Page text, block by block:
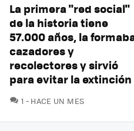
La primera "red social"
de la historia tiene
57.000 años, la
cazadores y
recolectores y sirvió
para evitar la extinción
1 COMENTARIOS
HACE UN MES